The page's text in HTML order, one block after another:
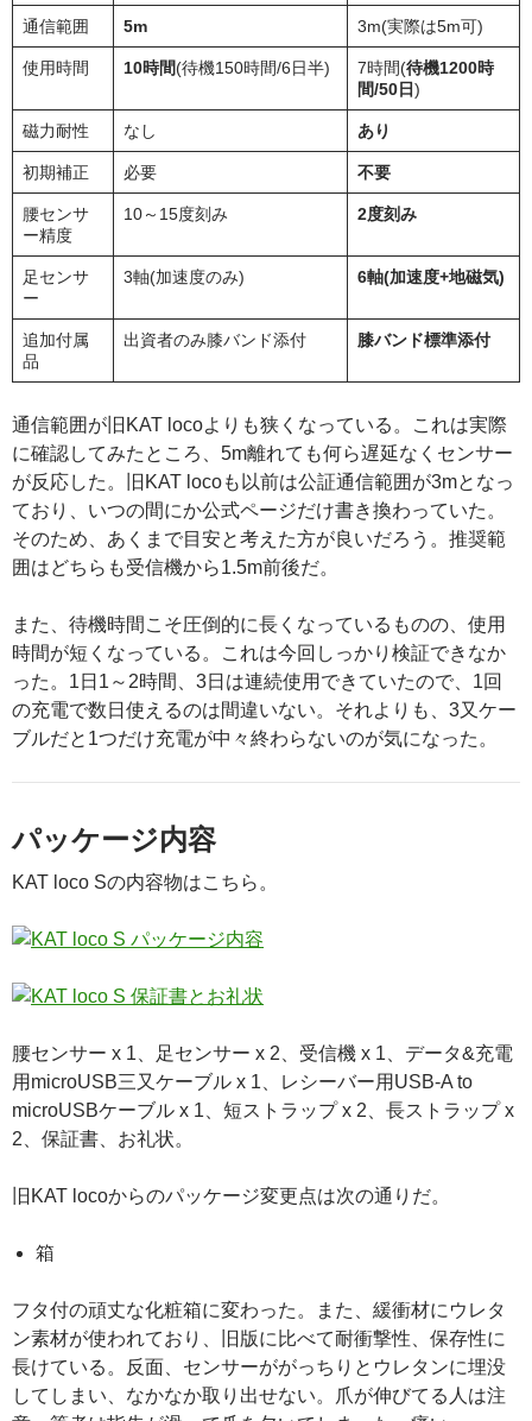
通信範囲 5m 3m(実際は5m可)
使用時間 10時間(待機150時間/6日半) 7時間(待機1200時
間/50日)
磁力耐性 なし あり
初期補正 必要 不要
腰センサ
ー精度
10～15度刻み 2度刻み
足センサ
ー
3軸(加速度のみ) 6軸(加速度+地磁気)
追加付属
品
出資者のみ膝バンド添付 膝バンド標準添付
通信範囲が旧KAT locoよりも狭くなっている。これは実際
に確認してみたところ、5m離れても何ら遅延なくセンサー
が反応した。旧KAT locoも以前は公証通信範囲が3mとなっ
ており、いつの間にか公式ページだけ書き換わっていた。
そのため、あくまで目安と考えた方が良いだろう。推奨範
囲はどちらも受信機から1.5m前後だ。
また、待機時間こそ圧倒的に長くなっているものの、使用
時間が短くなっている。これは今回しっかり検証できなか
った。1日1～2時間、3日は連続使用できていたので、1回
の充電で数日使えるのは間違いない。それよりも、3又ケー
ブルだと1つだけ充電が中々終わらないのが気になった。
パッケージ内容
KAT loco Sの内容物はこちら。
腰センサー x 1、足センサー x 2、受信機 x 1、データ&充電
用microUSB三又ケーブル x 1、レシーバー用USB-A to
microUSBケーブル x 1、短ストラップ x 2、長ストラップ x
2、保証書、お礼状。
旧KAT locoからのパッケージ変更点は次の通りだ。
箱
フタ付の頑丈な化粧箱に変わった。また、緩衝材にウレタ
ン素材が使われており、旧版に比べて耐衝撃性、保存性に
長けている。反面、センサーががっちりとウレタンに埋没
してしまい、なかなか取り出せない。爪が伸びてる人は注